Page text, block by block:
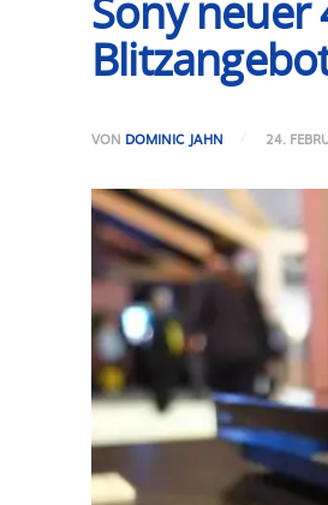
Sony neuer
VON DOMINIC JAHN 24.